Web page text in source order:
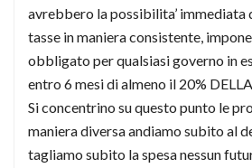
avrebbero la possibilita’ immediata
tasse in maniera consistente,
obbligato per qualsiasi governo in
entro 6 mesi di almeno il 20%
Si concentrino su questo punto le
maniera diversa andiamo subito al
tagliamo subito la spesa nessun